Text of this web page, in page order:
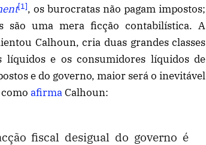
[1], os burocratas não pagam impostos;
são uma mera ficção contabilística. A
Calhoun, cria duas grandes classes
e os consumidores líquidos de
e do governo, maior será o inevitável
comoafirmaCalhoun:
fiscal desigual do governo é